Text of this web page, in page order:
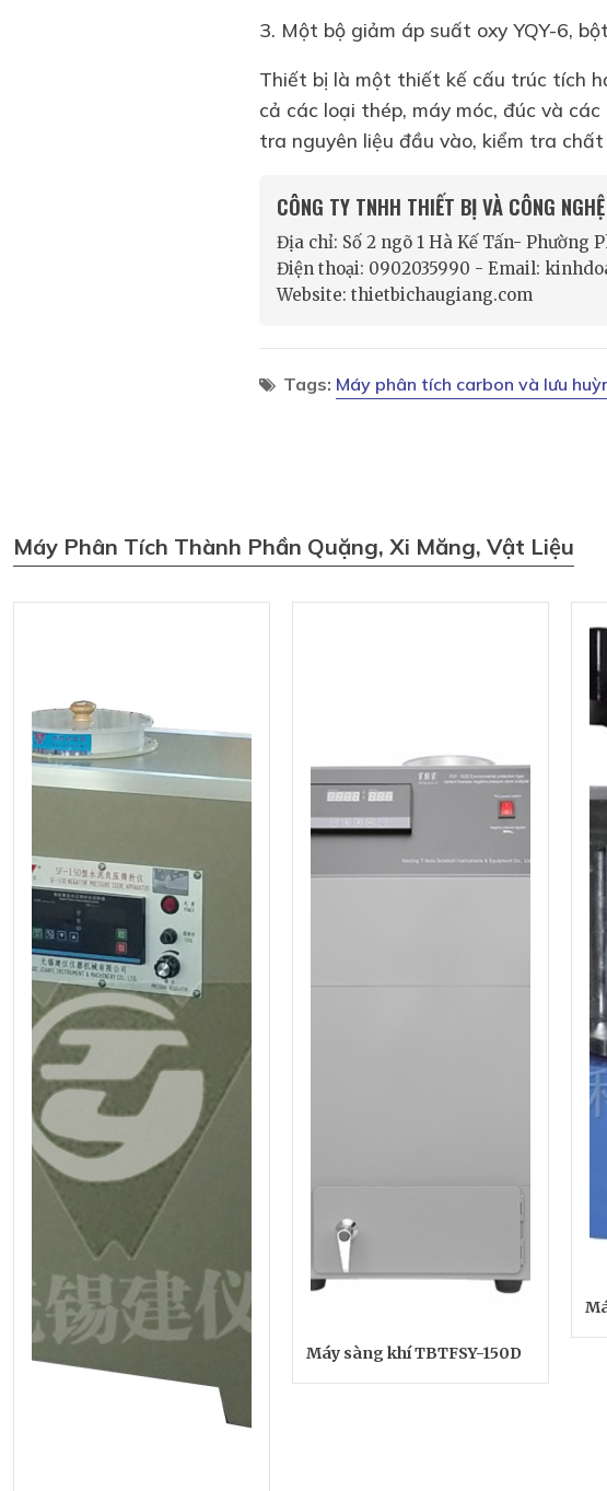
3. Một bộ giảm áp suất oxy YQY-6,
Thiết bị là một thiết kế cấu trúc tích
cả các loại thép, máy móc, đúc và
tra nguyên liệu đầu vào, kiểm tra
CÔNG TY TNHH THIẾT BỊ VÀ CÔNG
Địa chỉ: Số 2 ngõ 1 Hà Kế Tấn- Phường
Điện thoại: 0902035990 - Email:
Website: thietbichaugiang.com
Tags: Máy phân tích carbon và lưu
Máy Phân Tích Thành Phần Quặng, Xi Măng, Vật Liệu
Máy sàng khí TBTFSY-150D